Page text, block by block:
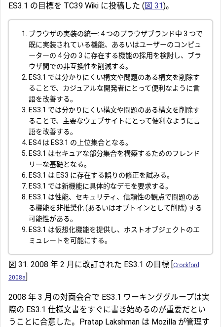
ES3.1 の目標を TC39 Wiki に投稿した (図 31)。
ブラウザの実装の統一: 4 つのブラウザブランド中 3 つで
既に実装されている機能、あるいはユーザーのコンピュ
ーターの 4 分の 3 に存在する機能の採用を検討し、ブラ
ウザ間での非互換性を削減する。
ES3.1 では分かりにくい構文や問題のある構文を削除す
ることで、カジュアルな開発者にとって便利なように言
語を改善する。
ES3.1 では分かりにくい構文や問題のある構文を削除す
ることで、主要なウェブサイトにとって便利なように言
語を改善する。
ES4 は ES3.1 の上位集合となる。
ES3.1 はセキュアな部分集合を構築するためのフレンド
リーな基礎となる。
ES3.1 は ES3 に存在する誤りの修正を試みる。
ES3.1 では新機能に具体的なデモを要求する。
ES3.1 は性能、セキュリティ、信頼性の観点で問題のあ
る機能を非推奨化 (あるいはオプトインとして削除) する
可能性がある。
ES3.1 は仮想化機能を提供し、ホストオブジェクトのエ
ミュレートを可能にする。
図 31. 2008 年 2 月に改訂された ES3.1 の目標 [Crockford
2008a]
2008 年 3 月の対面会合で ES3.1 ワーキンググループは実
際の ES3.1 仕様文書をすぐに書き始めるのが重要だとい
うことに合意した。Pratap Lakshman は Mozilla が管理す